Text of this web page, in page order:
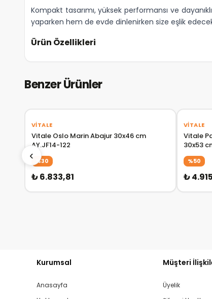
Kompakt tasarımı, yüksek performansı ve
yaparken hem de evde dinlenirken size eşlik
Ürün Özellikleri
Benzer Ürünler
‹
VITALE
Vitale Oslo Marin Abajur 30x46 cm
AY.JF14-122
%30
₺ 6.833,81
VITALE
Vitale
30x53
%50
₺
Kurumsal
Anasayfa
Müşteri
Üyelik